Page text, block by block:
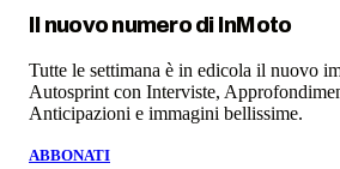
Il nuovo numero di InMoto
Tutte le settimana è in edicola il nuovo
Autosprint con Interviste,
Anticipazioni e immagini bellissime.
ABBONATI